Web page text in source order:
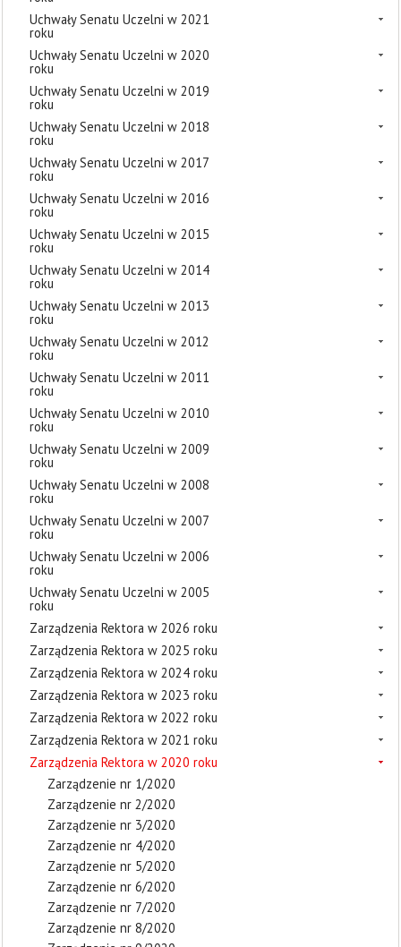
Uchwały Senatu Uczelni w 2021
roku
Uchwały Senatu Uczelni w 2020
roku
Uchwały Senatu Uczelni w 2019
roku
Uchwały Senatu Uczelni w 2018
roku
Uchwały Senatu Uczelni w 2017
roku
Uchwały Senatu Uczelni w 2016
roku
Uchwały Senatu Uczelni w 2015
roku
Uchwały Senatu Uczelni w 2014
roku
Uchwały Senatu Uczelni w 2013
roku
Uchwały Senatu Uczelni w 2012
roku
Uchwały Senatu Uczelni w 2011
roku
Uchwały Senatu Uczelni w 2010
roku
Uchwały Senatu Uczelni w 2009
roku
Uchwały Senatu Uczelni w 2008
roku
Uchwały Senatu Uczelni w 2007
roku
Uchwały Senatu Uczelni w 2006
roku
Uchwały Senatu Uczelni w 2005
roku
Zarządzenia Rektora w 2026 roku
Zarządzenia Rektora w 2025 roku
Zarządzenia Rektora w 2024 roku
Zarządzenia Rektora w 2023 roku
Zarządzenia Rektora w 2022 roku
Zarządzenia Rektora w 2021 roku
Zarządzenia Rektora w 2020 roku
Zarządzenie nr 1/2020
Zarządzenie nr 2/2020
Zarządzenie nr 3/2020
Zarządzenie nr 4/2020
Zarządzenie nr 5/2020
Zarządzenie nr 6/2020
Zarządzenie nr 7/2020
Zarządzenie nr 8/2020